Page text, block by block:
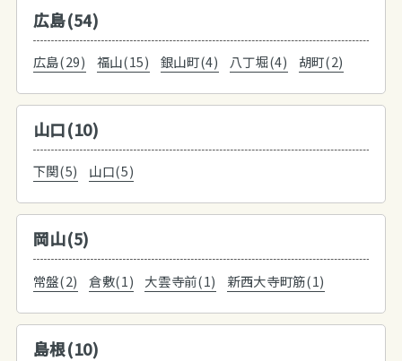
広島(54)
広島(29) 福山(15) 銀山町(4) 八丁堀(4) 胡町(2)
山口(10)
下関(5) 山口(5)
岡山(5)
常盤(2) 倉敷(1) 大雲寺前(1) 新西大寺町筋(1)
島根(10)